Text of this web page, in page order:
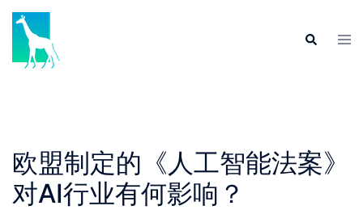
欧盟制定的《人工智能法案》
对AI行业有何影响？